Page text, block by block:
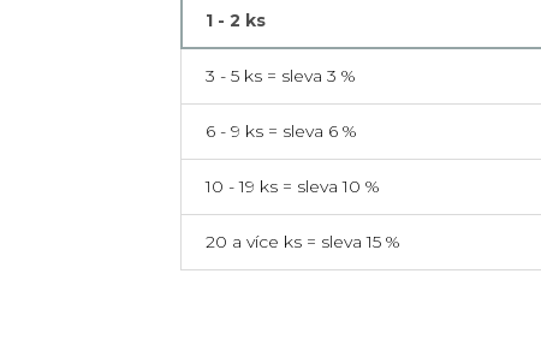
1 - 2 ks
3 - 5 ks = sleva 3 %
6 - 9 ks = sleva 6 %
10 - 19 ks = sleva 10 %
20 a více ks = sleva 15 %